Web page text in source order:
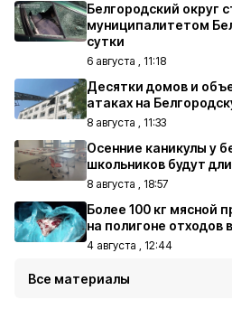
Белгородский округ
муниципалитетом
сутки
6 августа , 11:18
Десятки домов и
атаках на
8 августа , 11:33
Осенние каникулы у
школьников будут
8 августа , 18:57
Более 100 кг мясной
на полигоне отходов
4 августа , 12:44
Все материалы